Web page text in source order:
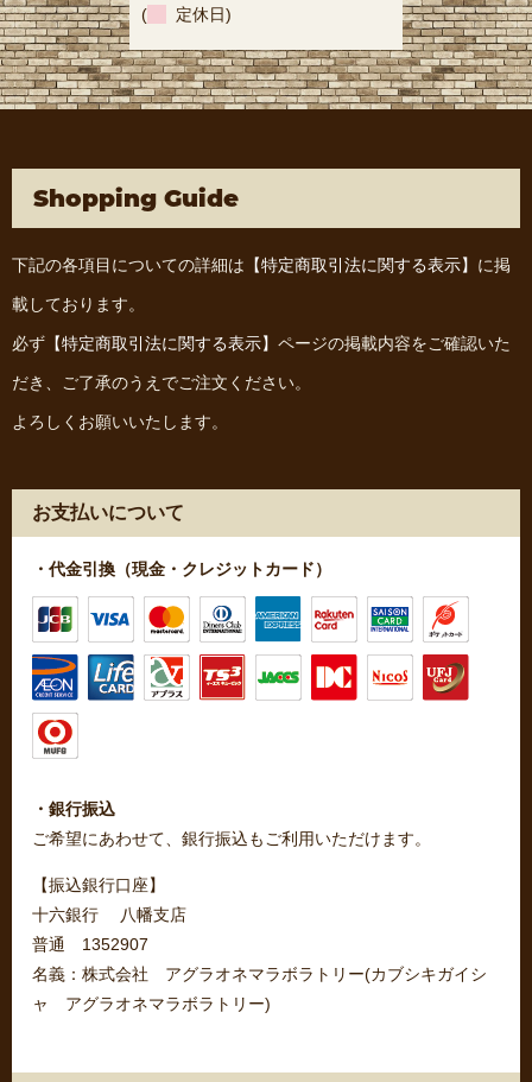
( 定休日)
Shopping Guide
下記の各項目についての詳細は 【特定商取引法に関する表示】 に掲
載しております。
必ず 【特定商取引法に関する表示】 ページの掲載内容をご確認いた
だき、ご了承のうえでご注文ください。
よろしくお願いいたします。
お支払いについて
・代金引換（現金・クレジットカード）
・銀行振込
ご希望にあわせて、銀行振込もご利用いただけます。
【振込銀行口座】
十六銀行 八幡支店
普通 1352907
名義：株式会社 アグラオネマラボラトリー(カブシキガイシ
ャ アグラオネマラボラトリー)